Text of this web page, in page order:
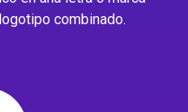
combinado.